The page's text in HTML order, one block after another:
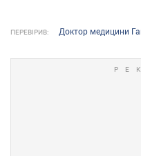
ПЕРЕВІРИВ: Доктор медицини